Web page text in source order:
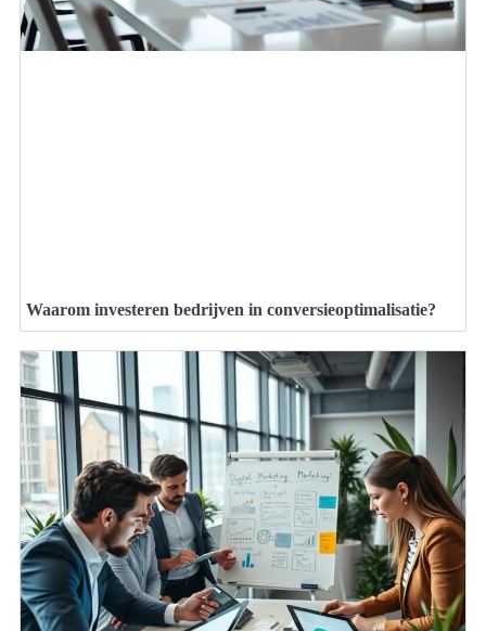
Waarom investeren bedrijven in conversieoptimalisatie?